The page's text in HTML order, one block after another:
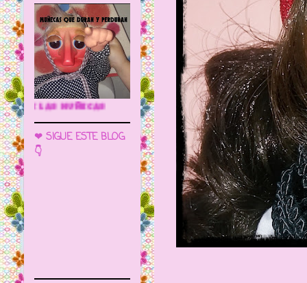
🌼 LA CUEVA DE LAS MUÑECAS
❤ SIGUE ESTE BLOG
👇